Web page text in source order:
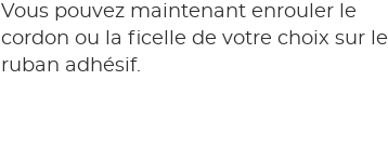
Vous pouvez maintenant enrouler le
cordon ou la ficelle de votre choix sur le
ruban adhésif.